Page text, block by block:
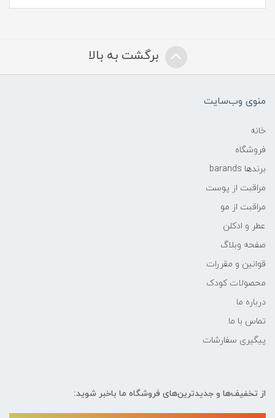
برگشت به بالا
منوی وب‌سایت
خانه
فروشگاه
برندها barands
مراقبت از پوست
مراقبت از مو
عطر و ادکلن
صفحه وبلاگ
قوانین و مقررات
محصولات کودک
درباره ما
تماس با ما
پیگیری سفارشات
از تخفیف‌ها و جدیدترین‌های فروشگاه ما باخبر شوید: